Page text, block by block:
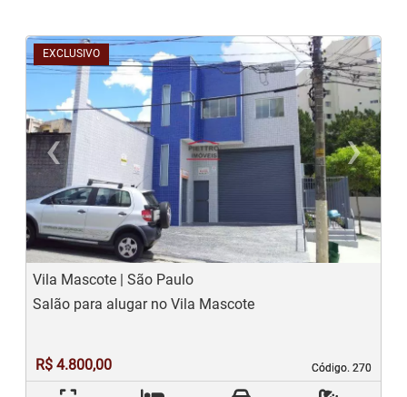
EXCLUSIVO
‹
Previous
›
Vila Mascote | São Paulo
Código. 270
Código. 270
Salão para alugar no Vila Mascote
R$ 4.800,00